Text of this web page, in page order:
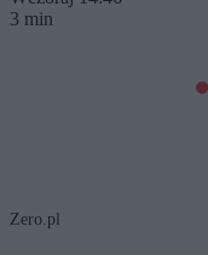
3 min
Zero.pl